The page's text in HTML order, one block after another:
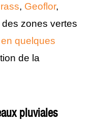
, Geoflor,
zones vertes
en quelques
de la
pluviales